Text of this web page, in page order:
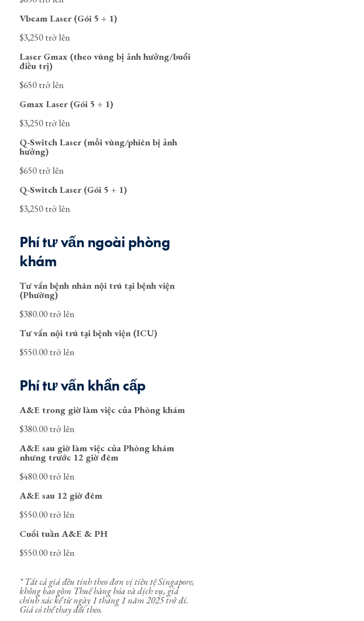
Vbeam Laser (Gói 5 + 1)
$3,250 trở lên
Laser Gmax (theo vùng bị ảnh hưởng/buổi
điều trị)
$650 trở lên
Gmax Laser (Gói 5 + 1)
$3,250 trở lên
Q-Switch Laser (mỗi vùng/phiên bị ảnh
hưởng)
$650 trở lên
Q-Switch Laser (Gói 5 + 1)
$3,250 trở lên
Phí tư vấn ngoài phòng
khám
Tư vấn bệnh nhân nội trú tại bệnh viện
(Phường)
$380.00 trở lên
Tư vấn nội trú tại bệnh viện (ICU)
$550.00 trở lên
Phí tư vấn khẩn cấp
A&E trong giờ làm việc của Phòng khám
$380.00 trở lên
A&E sau giờ làm việc của Phòng khám
nhưng trước 12 giờ đêm
$480.00 trở lên
A&E sau 12 giờ đêm
$550.00 trở lên
Cuối tuần A&E & PH
$550.00 trở lên
* Tất cả giá đều tính theo đơn vị tiền tệ Singapore,
không bao gồm Thuế hàng hóa và dịch vụ, giá
chính xác kể từ ngày 1 tháng 1 năm 2025 trở đi.
Giá có thể thay đổi theo.